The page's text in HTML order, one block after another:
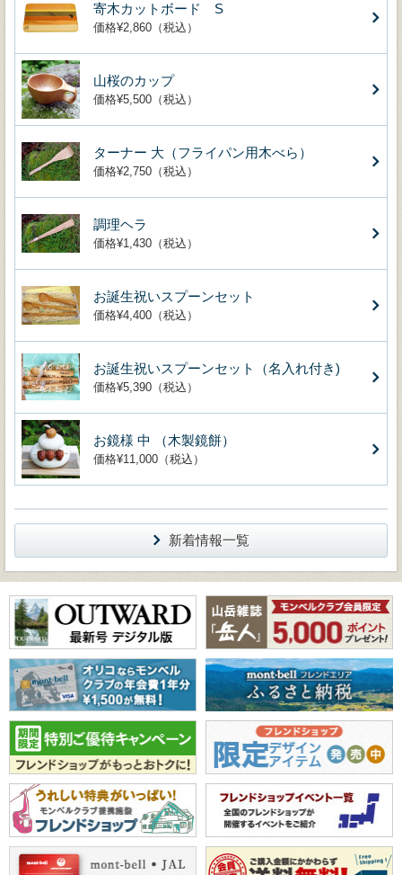
寄木カットボード S
価格¥2,860（税込）
山桜のカップ
価格¥5,500（税込）
ターナー 大（フライパン用木べら）
価格¥2,750（税込）
調理ヘラ
価格¥1,430（税込）
お誕生祝いスプーンセット
価格¥4,400（税込）
お誕生祝いスプーンセット（名入れ付き)
価格¥5,390（税込）
お鏡様 中 （木製鏡餅）
価格¥11,000（税込）
新着情報一覧